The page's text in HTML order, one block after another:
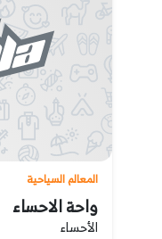
المعالم السياحية
واحة الاحساء
الأحساء